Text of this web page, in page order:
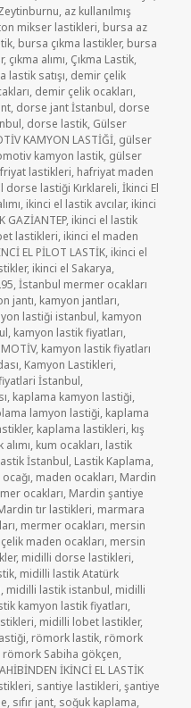
, az kullanılmış
mikser lastikleri, bursa az
, bursa çıkma lastikler, bursa
, çıkma alımı, Çıkma Lastik,
lastik satışı, demir çelik
, demir çelik ocakları,
, dorse jant İstanbul, dorse
, dorse lastik, Gülser
KAMYON LASTİĞİ, gülser
kamyon lastik, gülser
lastikleri, hafriyat maden
dorse lastiği Kırklareli,İkinci El
, ikinci el lastik avcılar, ikinci
GAZİANTEP, ikinci el lastik
lastikleri, ikinci el maden
EL PİLOT LASTİK, ikinci el
, ikinci el Sakarya,
,İstanbul mermer ocakları
jantı, kamyon jantları,
lastiği istanbul, kamyon
, kamyon lastik fiyatları,
, kamyon lastik fiyatları
, Kamyon Lastikleri,
İstanbul,
, kaplama kamyon lastiği,
lamyon lastiği, kaplama
, kaplama lastikleri, kış
, kum ocakları, lastik
İstanbul, Lastik Kaplama,
, maden ocakları, Mardin
ocakları, Mardin şantiye
tır lastikleri, marmara
, mermer ocakları, mersin
maden ocakları, mersin
, midilli dorse lastikleri,
, midilli lastik Atatürk
, midilli lastik istanbul, midilli
kamyon lastik fiyatları,
, midilli lobet lastikler,
, römork lastik, römork
römork Sabiha gökçen,
İKİNCİ EL LASTİK
, santiye lastikleri,şantiye
, sıfır jant, soğuk kaplama,